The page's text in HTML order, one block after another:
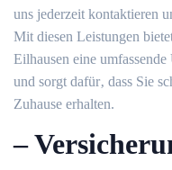
uns jederzeit kontaktieren
Mit diesen Leistungen
Eilhausen eine
und sorgt dafür‚ dass Sie
Zuhause erhalten.​
–